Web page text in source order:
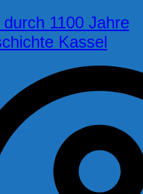
1100 Jahre
Kassel